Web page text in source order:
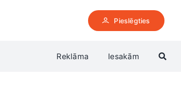
Pieslēgties
Reklāma Iesakām